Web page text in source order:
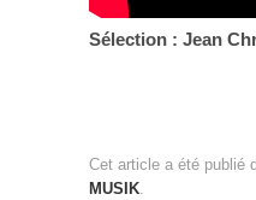
Sélection : Jean
Cet article a été publié
MUSIK